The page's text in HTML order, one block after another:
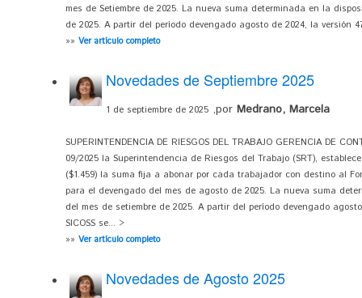
mes de Setiembre de 2025. La nueva suma determinada en la
de 2025. A partir del período devengado agosto de 2024, la versión
»» Ver artículo completo
Novedades de Septiembre 2025
1 de septiembre de 2025 ,por Medrano, Marcela
SUPERINTENDENCIA DE RIESGOS DEL TRABAJO GERENCIA DE
09/2025 la Superintendencia de Riesgos del Trabajo (SRT),
($1.459) la suma fija a abonar por cada trabajador con destino al
para el devengado del mes de agosto de 2025. La nueva suma
del mes de setiembre de 2025. A partir del período devengado
SICOSS se... >
»» Ver artículo completo
Novedades de Agosto 2025